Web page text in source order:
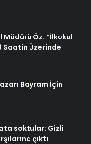
Müdürü Öz: “İlkokul
Saatin Üzerinde
Bayram İçin
soktular: Gizli
çıktı